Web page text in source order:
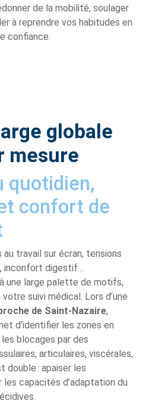
de la mobilité, soulager
à reprendre vos habitudes en
confiance.
globale
mesure
quotidien,
confort de
travail sur écran, tensions
inconfort digestif…
à une large palette de motifs,
suivi médical. Lors d’une
de Saint-Nazaire,
d’identifier les zones en
blocages par des
articulaires, viscérales,
double : apaiser les
capacités d’adaptation du